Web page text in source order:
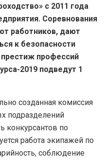
с 2011 года
Соревнования
работников, дают
к безопасности
профессий
2019 подведут 1
созданная комиссия
подразделений
конкурсантов по
работа экипажей по
соблюдение